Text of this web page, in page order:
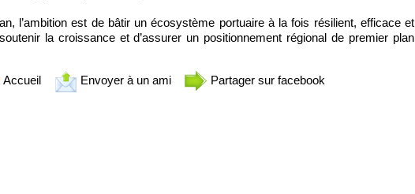
l’ambition est de bâtir un écosystème portuaire à la fois résilient, efficace et
la croissance et d’assurer un positionnement régional de premier plan
Accueil Envoyer à un ami Partager sur facebook